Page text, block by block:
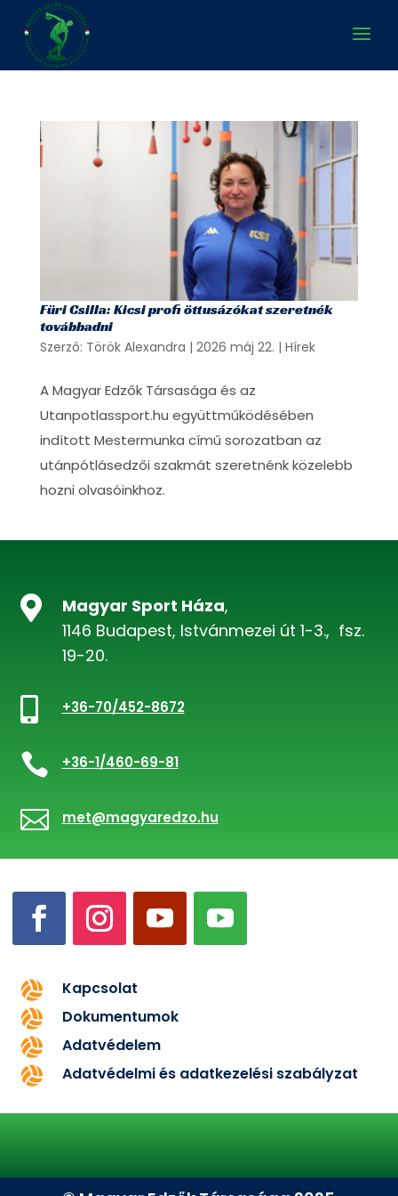
Füri Csilla: Kicsi profi öttusázókat szeretnék
továbbadni
Szerző: Török Alexandra | 2026 máj 22. | Hírek
A Magyar Edzők Társasága és az
Utanpotlassport.hu együttműködésében
indított Mestermunka című sorozatban az
utánpótlásedzői szakmát szeretnénk közelebb
hozni olvasóinkhoz.
 Magyar Sport Háza,
1146 Budapest, Istvánmezei út 1-3., fsz.
19-20.
 +36-70/452-8672
 +36-1/460-69-81
 met@magyaredzo.hu
 Kapcsolat
 Dokumentumok
 Adatvédelem
 Adatvédelmi és adatkezelési szabályzat